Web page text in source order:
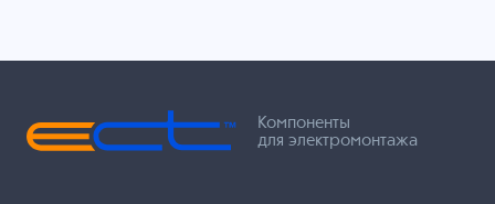
Компоненты
для электромонтажа